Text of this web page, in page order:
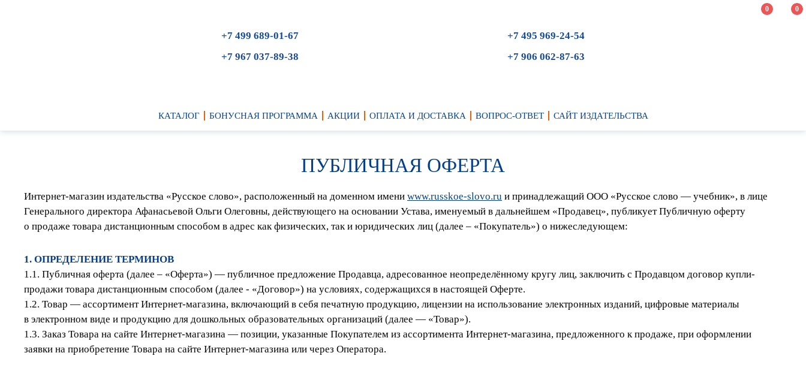
0 0
+7 499 689-01-67
+7 967 037-89-38
+7 495 969-24-54
+7 906 062-87-63
КАТАЛОГ БОНУСНАЯ ПРОГРАММА АКЦИИ ОПЛАТА И ДОСТАВКА ВОПРОС-ОТВЕТ САЙТ ИЗДАТЕЛЬСТВА
ПУБЛИЧНАЯ ОФЕРТА
Интернет-магазин издательства «Русское слово», расположенный на доменном имени www.russkoe-slovo.ru и принадлежащий ООО «Русское слово — учебник», в лице
Генерального директора Афанасьевой Ольги Олеговны, действующего на основании Устава, именуемый в дальнейшем «Продавец», публикует Публичную оферту
о продаже товара дистанционным способом в адрес как физических, так и юридических лиц (далее – «Покупатель») о нижеследующем:
1. ОПРЕДЕЛЕНИЕ ТЕРМИНОВ
1.1. Публичная оферта (далее – «Оферта») — публичное предложение Продавца, адресованное неопределённому кругу лиц, заключить с Продавцом договор купли-
продажи товара дистанционным способом (далее - «Договор») на условиях, содержащихся в настоящей Оферте.
1.2. Товар — ассортимент Интернет-магазина, включающий в себя печатную продукцию, лицензии на использование электронных изданий, цифровые материалы
в электронном виде и продукцию для дошкольных образовательных организаций (далее — «Товар»).
1.3. Заказ Товара на сайте Интернет-магазина — позиции, указанные Покупателем из ассортимента Интернет-магазина, предложенного к продаже, при оформлении
заявки на приобретение Товара на сайте Интернет-магазина или через Оператора.